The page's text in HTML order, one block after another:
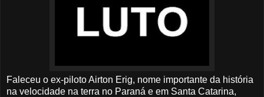
Faleceu o ex-piloto Airton Erig, nome importante da história
na velocidade na terra no Paraná e em Santa Catarina,